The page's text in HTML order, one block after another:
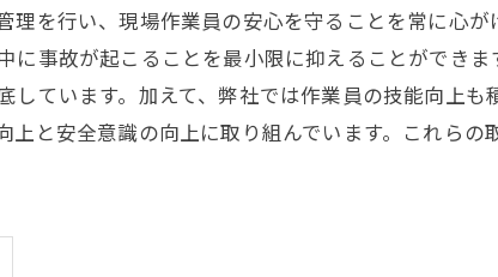
を行い、現場作業員の安心を守ることを常に心が
事故が起こることを最小限に抑えることができま
ています。加えて、弊社では作業員の技能向上も
と安全意識の向上に取り組んでいます。これらの